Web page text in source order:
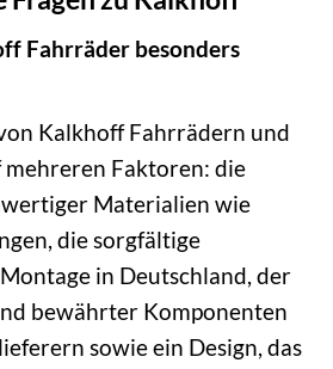
Fahrräder besonders
Kalkhoff Fahrrädern und
mehreren Faktoren: die
Materialien wie
die sorgfältige
in Deutschland, der
bewährter Komponenten
sowie ein Design, das